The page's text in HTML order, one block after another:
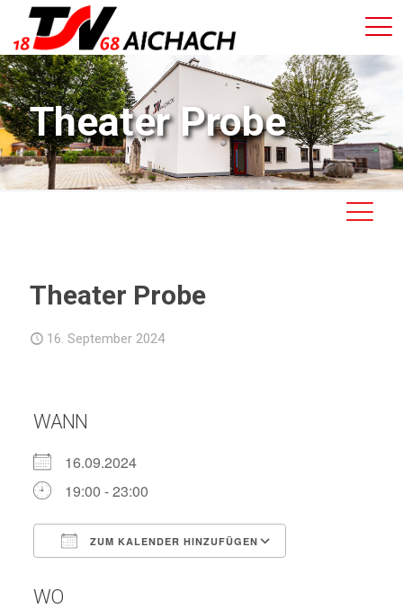
Theater Probe
Theater Probe
16. September 2024
WANN
16.09.2024
19:00 - 23:00
ZUM KALENDER HINZUFÜGEN
WO